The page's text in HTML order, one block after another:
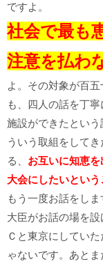
ですよ。
社会で最も
注意を払わ
よ。その対象が百
も、四人の話を丁
施設ができたとい
ういう取組をして
る、 お互いに知恵
大会にしたいとい
もう一度お話をしま
大臣がお話の場を
Ｃと東京にしてい
ゃないです。あとま